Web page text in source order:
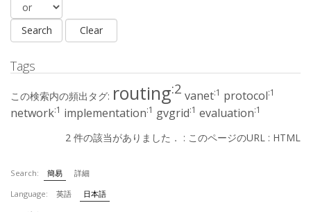
Tags
この検索内の頻出タグ: routing:2 vanet:1 protocol:1
network:1 implementation:1 gvgrid:1 evaluation:1
2 件の該当がありました． : このページのURL : HTML
Search: 簡易
詳細
Language:
英語
日本語